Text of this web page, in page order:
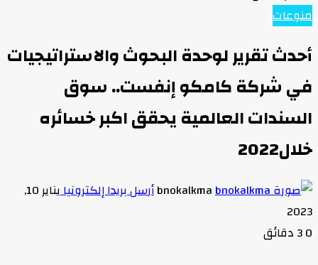
منوعات
أحدث تقرير لوحدة البحوث والاستراتيجيات
في شركة كامكو إنفست.. سوق
السندات العالمية يحقق اكبر خسائره
خلال2022
bnokalkmaأرسل بريدا إلكترونيا
يناير 10,
2023
0